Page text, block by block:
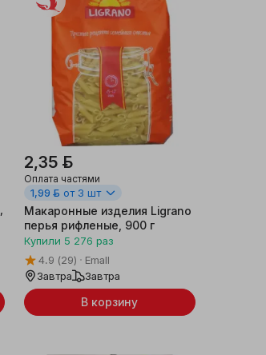
2,35 ƃ
Оплата частями
1,99 ƃ от 3 шт
Макаронные изделия Ligrano
перья рифленые, 900 г
Купили 5 276 раз
4.9 (29)
Emall
Завтра
Завтра
В корзину